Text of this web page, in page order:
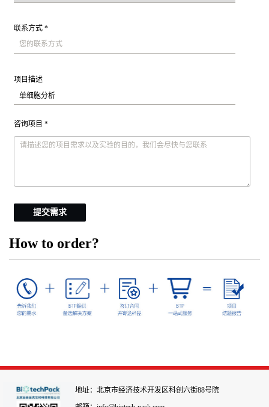
联系方式 *
项目描述
咨询项目 *
提交需求
How to order?
地址：北京市经济技术开发区科创六街88号院